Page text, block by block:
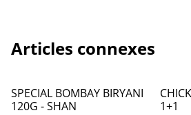
Articles connexes
SPECIAL BOMBAY BIRYANI
120G - SHAN
1+1